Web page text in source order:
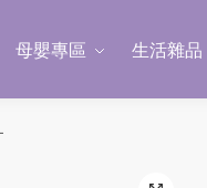
母嬰專區 生活雜品